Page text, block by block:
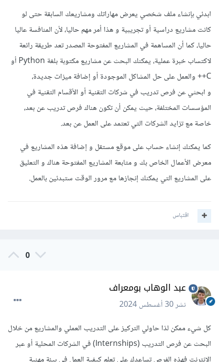
ابدئي بإنشاء ملف شخصي يعرض مهاراتك ومشاريعك السابقة حتى لو
كانت مشاريع دراسية أو تجريبية و هذا أمر مهم حاليا، لأن المنافسة عاليا
حاليا، كما أن المساهمة في المشاريع المفتوحة المصدر تعد طريقة رائعة
لاكتساب خبرة عملية، يمكنك البحث عن مشاريع مكتوبة بلغة Python أو
C++ والعمل على حل المشاكل الموجودة أو إضافة ميزات جديدة،
و ابحثي عن فرص تدريب في شركات التقنية أو الأقسام التقنية في
المؤسسات المختلفة، حيث يمكن أن تكون هناك فرص تدريب عن بعد،
خاصة مع تزايد الشركات التي تعتمد على العمل عن بعد.
كما يمكنك إنشاء حساب على موقع مستقل و إضافة هذه المشاريع في
معرض الأعمال الخاص بك و متابعة المشاريع المفتوحة هناك و التعليق
على المشاريع التي يمكنك إنجازها مع مرور الوقت ستبدئين بالعمل.
اقتباس
0
عبد الوهاب بومعراف
نشر30 أغسطس 2024
كل شيء ممكن لذا حاولي التركيز على التدريب العملي والمشاريع من خلال
البحث عن فرص التدريب (Internships) في الشركات المحلية أو عبر